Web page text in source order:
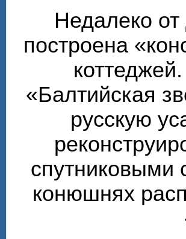
Недалеко
построена
«Балтийская
русскую
спутниковыми
конюшнях